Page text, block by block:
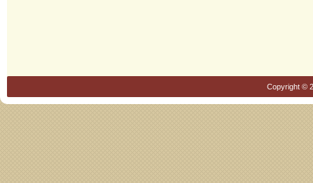
Copyright ©